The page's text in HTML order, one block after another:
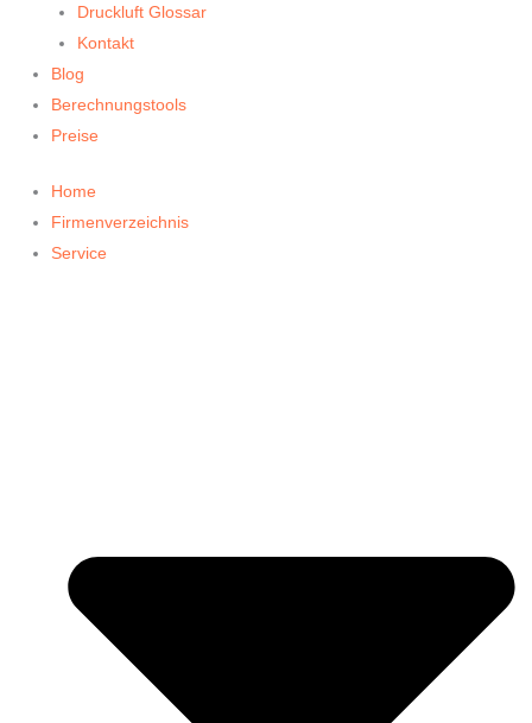
Druckluft Glossar
Kontakt
Blog
Berechnungstools
Preise
Home
Firmenverzeichnis
Service